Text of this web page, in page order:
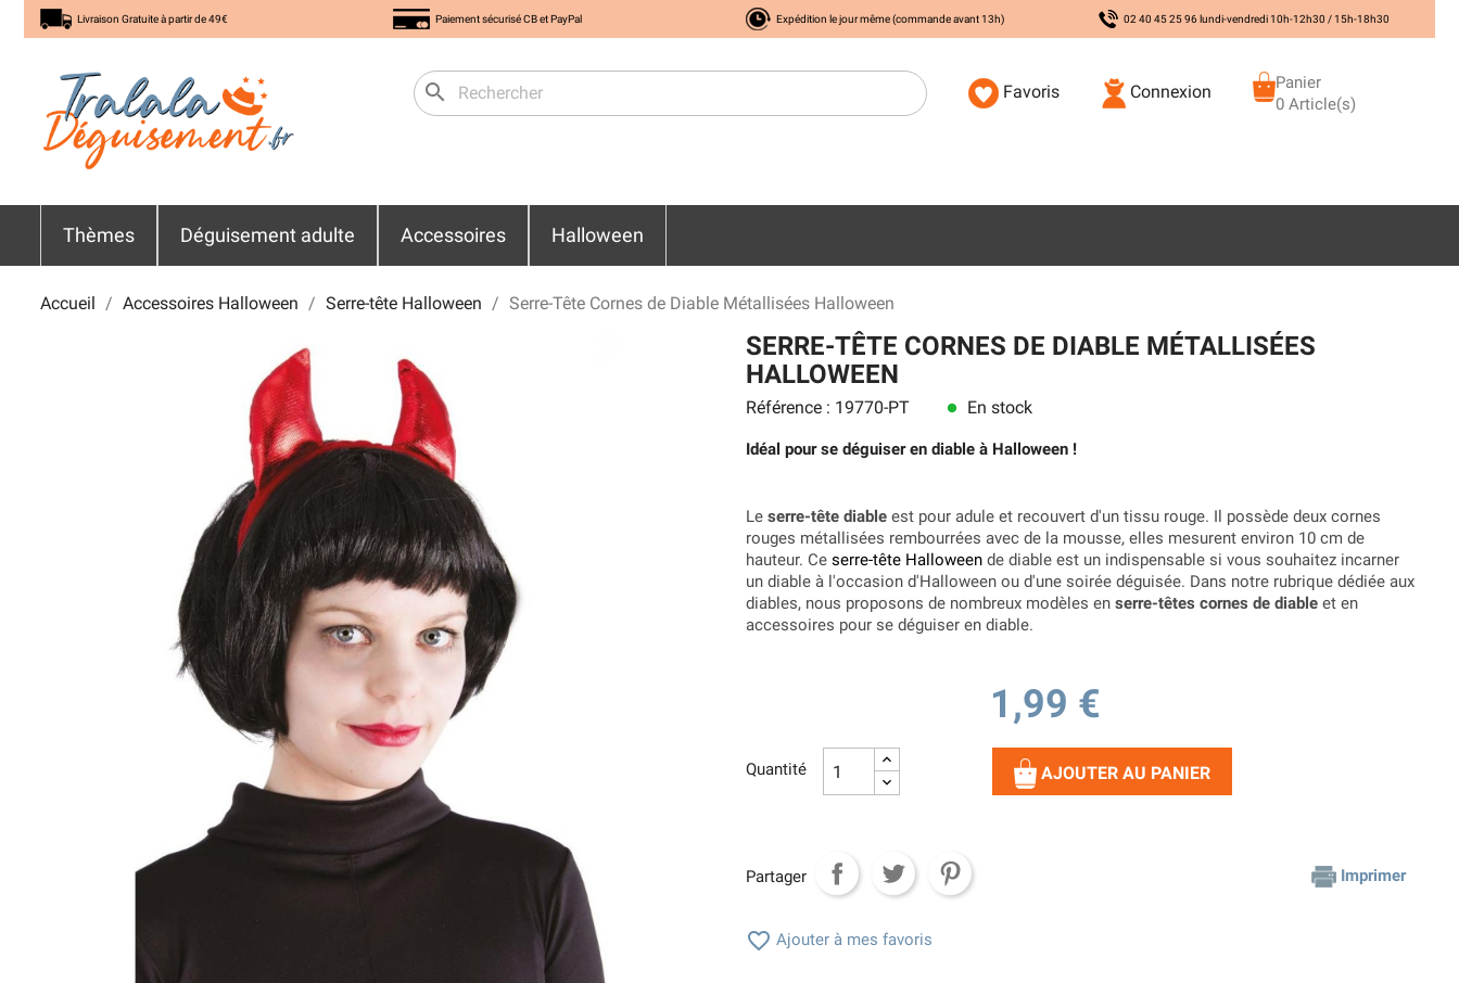
Livraison Gratuite à partir de 49€ Paiement sécurisé CB et PayPal Expédition le jour même (commande avant 13h) 02 40 45 25 96 lundi-vendredi 10h-12h30 / 15h-18h30
search Favoris Connexion
Panier
0 Article(s)
Thèmes Déguisement adulte Accessoires Halloween
Accueil Accessoires Halloween Serre-tête Halloween Serre-Tête Cornes de Diable Métallisées Halloween
SERRE-TÊTE CORNES DE DIABLE MÉTALLISÉES
HALLOWEEN
Référence : 19770-PT lens En stock
Idéal pour se déguiser en diable à Halloween !
Le serre-tête diable est pour adule et recouvert d'un tissu rouge. Il possède deux cornes
rouges métallisées rembourrées avec de la mousse, elles mesurent environ 10 cm de
hauteur. Ce serre-tête Halloween de diable est un indispensable si vous souhaitez incarner
un diable à l'occasion d'Halloween ou d'une soirée déguisée. Dans notre rubrique dédiée aux
diables, nous proposons de nombreux modèles en serre-têtes cornes de diable et en
accessoires pour se déguiser en diable.
1,99 €
Quantité AJOUTER AU PANIER
Partager Imprimer
 Ajouter à mes favoris